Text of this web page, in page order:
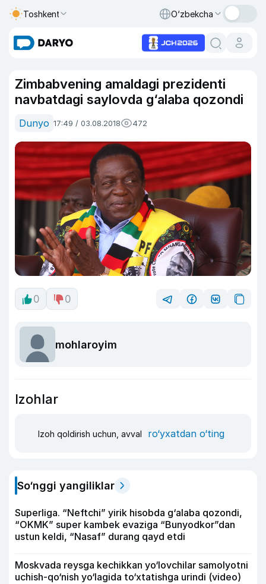
Toshkent O‘zbekcha
Zimbabvening amaldagi prezidenti
navbatdagi saylovda g‘alaba qozondi
Dunyo 17:49 / 03.08.2018 472
0 0
mohlaroyim
Izohlar
Izoh qoldirish uchun, avval ro‘yxatdan o‘ting
So‘nggi yangiliklar
Superliga. “Neftchi” yirik hisobda g‘alaba qozondi,
“OKMK” super kambek evaziga “Bunyodkor”dan
ustun keldi, “Nasaf” durang qayd etdi
Moskvada reysga kechikkan yo‘lovchilar samolyotni
uchish-qo‘nish yo‘lagida to‘xtatishga urindi (video)